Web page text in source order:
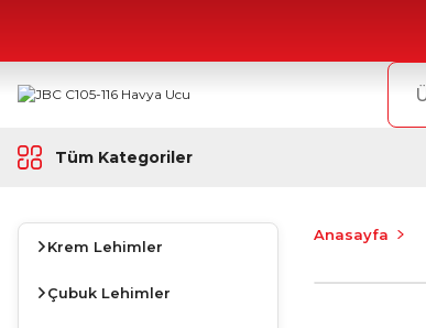
Tüm Kategoriler
Krem Lehimler
Çubuk Lehimler
Anasayfa